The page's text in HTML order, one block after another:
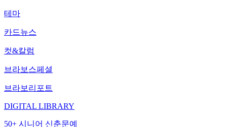
테마
카드뉴스
컷&칼럼
브라보스페셜
브라보리포트
DIGITAL LIBRARY
50+ 시니어 신춘문예